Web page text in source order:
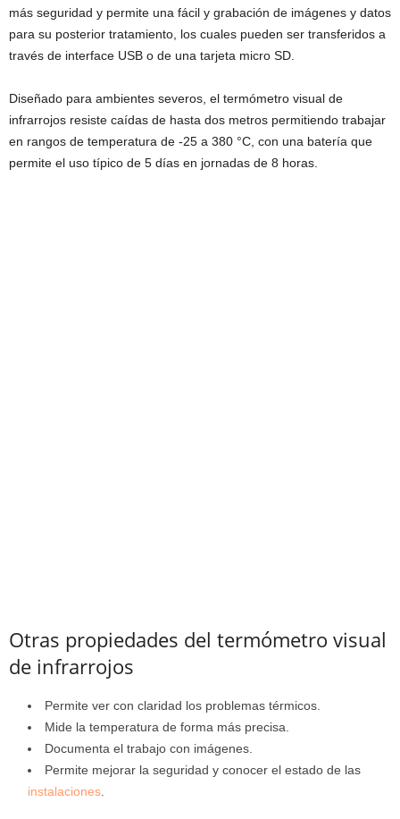
más seguridad y permite una fácil y grabación de imágenes y datos
para su posterior tratamiento, los cuales pueden ser transferidos a
través de interface USB o de una tarjeta micro SD.
Diseñado para ambientes severos, el termómetro visual de
infrarrojos resiste caídas de hasta dos metros permitiendo trabajar
en rangos de temperatura de -25 a 380 °C, con una batería que
permite el uso típico de 5 días en jornadas de 8 horas.
Otras propiedades del termómetro visual
de infrarrojos
Permite ver con claridad los problemas térmicos.
Mide la temperatura de forma más precisa.
Documenta el trabajo con imágenes.
Permite mejorar la seguridad y conocer el estado de las
instalaciones